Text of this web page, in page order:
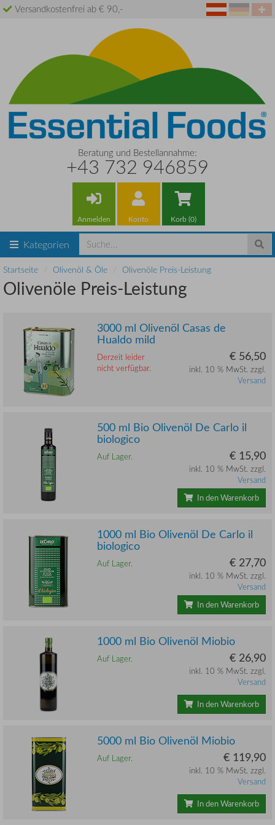
Versandkostenfrei ab € 90,-
Beratung und Bestellannahme:
+43 732 946859
Anmelden Konto Korb (0)
Kategorien
Startseite Olivenöl & Öle Olivenöle Preis-Leistung
Olivenöle Preis-Leistung
3000 ml Olivenöl Casas de
Hualdo mild
Derzeit leider
nicht verfügbar.
€ 56,50
inkl. 10 % MwSt. zzgl.
Versand
500 ml Bio Olivenöl De Carlo il
biologico
Auf Lager. € 15,90
inkl. 10 % MwSt. zzgl.
Versand
In den Warenkorb
1000 ml Bio Olivenöl De Carlo il
biologico
Auf Lager. € 27,70
inkl. 10 % MwSt. zzgl.
Versand
In den Warenkorb
1000 ml Bio Olivenöl Miobio
Auf Lager. € 26,90
inkl. 10 % MwSt. zzgl.
Versand
In den Warenkorb
5000 ml Bio Olivenöl Miobio
Auf Lager. € 119,90
inkl. 10 % MwSt. zzgl.
Versand
In den Warenkorb